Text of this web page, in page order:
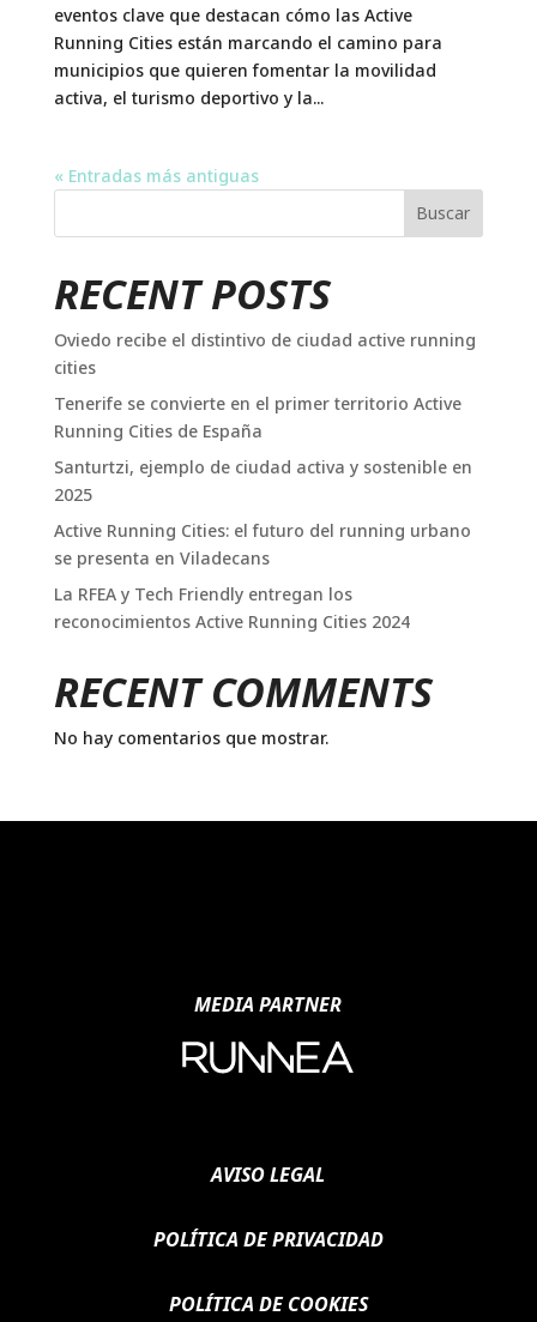
eventos clave que destacan cómo las Active
Running Cities están marcando el camino para
municipios que quieren fomentar la movilidad
activa, el turismo deportivo y la...
« Entradas más antiguas
Buscar
RECENT POSTS
Oviedo recibe el distintivo de ciudad active running
cities
Tenerife se convierte en el primer territorio Active
Running Cities de España
Santurtzi, ejemplo de ciudad activa y sostenible en
2025
Active Running Cities: el futuro del running urbano
se presenta en Viladecans
La RFEA y Tech Friendly entregan los
reconocimientos Active Running Cities 2024
RECENT COMMENTS
No hay comentarios que mostrar.
MEDIA PARTNER
AVISO LEGAL
POLÍTICA DE PRIVACIDAD
POLÍTICA DE COOKIES